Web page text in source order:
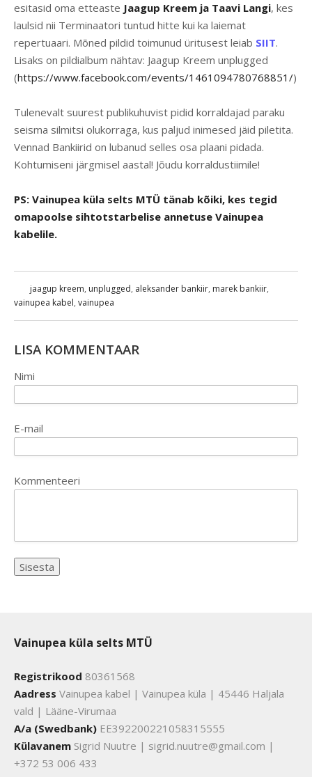
esitasid oma etteaste Jaagup Kreem ja Taavi Langi, kes
laulsid nii Terminaatori tuntud hitte kui ka laiemat
repertuaari. Mõned pildid toimunud üritusest leiab SIIT.
Lisaks on pildialbum nähtav: Jaagup Kreem unplugged
(https://www.facebook.com/events/1461094780768851/)
Tulenevalt suurest publikuhuvist pidid korraldajad paraku
seisma silmitsi olukorraga, kus paljud inimesed jäid piletita.
Vennad Bankiirid on lubanud selles osa plaani pidada.
Kohtumiseni järgmisel aastal! Jõudu korraldustiimile!
PS: Vainupea küla selts MTÜ tänab kõiki, kes tegid
omapoolse sihtotstarbelise annetuse Vainupea
kabelile.
jaagup kreem, unplugged, aleksander bankiir, marek bankiir,
vainupea kabel, vainupea
LISA KOMMENTAAR
Nimi
E-mail
Kommenteeri
Vainupea küla selts MTÜ
Registrikood 80361568
Aadress Vainupea kabel | Vainupea küla | 45446 Haljala
vald | Lääne-Virumaa
A/a (Swedbank) EE392200221058315555
Külavanem Sigrid Nuutre | sigrid.nuutre@gmail.com |
+372 53 006 433